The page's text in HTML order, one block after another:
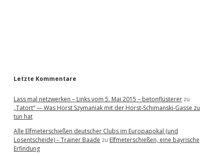
Letzte Kommentare
Lass mal netzwerken – Links vom 5. Mai 2015 – betonflüsterer zu
„Tatort“ — Was Horst Szymaniak mit der Horst-Schimanski-Gasse zu
tun hat
Alle Elfmeterschießen deutscher Clubs im Europapokal (und
Losentscheide) – Trainer Baade zu Elfmeterschießen, eine bayrische
Erfindung